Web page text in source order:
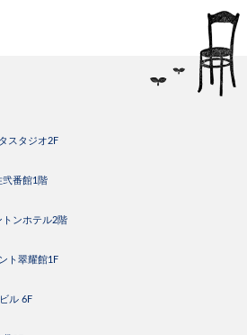
スタジオ2F
弐番館1階
ンホテル2階
ト翠耀館1F
ル 6F